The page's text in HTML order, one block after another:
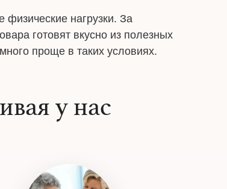
нагрузки. За
готовят вкусно из полезных
проще в таких условиях.
у нас